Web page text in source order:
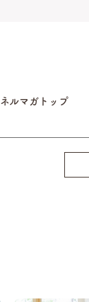
ネルマガトップ